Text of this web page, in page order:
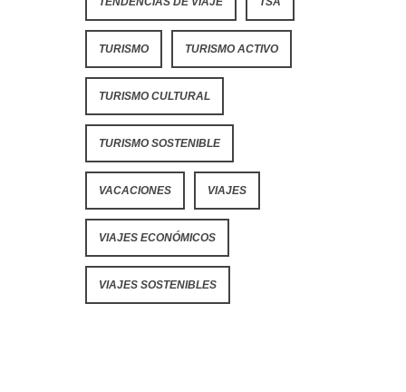
TURISMO TURISMO ACTIVO
TURISMO CULTURAL
TURISMO SOSTENIBLE
VACACIONES VIAJES
VIAJES ECONÓMICOS
VIAJES SOSTENIBLES